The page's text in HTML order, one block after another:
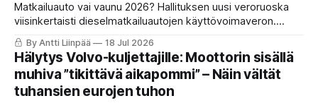
Matkailuauto vai vaunu 2026? Hallituksen uusi veroruoska
viisinkertaisti dieselmatkailuautojen käyttövoimaveron.
KaaraTV:n raaka elinkaarivertailu osoittaa, että vanhat
laskelmat voi unohtaa – vaunu säästää perheelle jopa 75
000 € kymmenessä vuodessa. Katso mihin rahasi
uppoavat!
By Antti Liinpää 18 Jul 2026
Hälytys Volvo-kuljettajille: Moottorin sisällä
muhiva ”tikittävä aikapommi” – Näin vältät
tuhansien eurojen tuhon